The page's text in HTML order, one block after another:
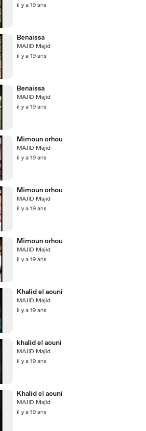
il y a 19 ans
Benaissa
MAJID Majid
il y a 19 ans
Benaissa
MAJID Majid
il y a 19 ans
Mimoun orhou
MAJID Majid
il y a 19 ans
Mimoun orhou
MAJID Majid
il y a 19 ans
Mimoun orhou
MAJID Majid
il y a 19 ans
Khalid el aouni
MAJID Majid
il y a 19 ans
khalid el aouni
MAJID Majid
il y a 19 ans
Khalid el aouni
MAJID Majid
il y a 19 ans